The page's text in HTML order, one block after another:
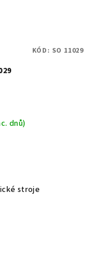
dnů)
stroje
KÓD: SO 11029